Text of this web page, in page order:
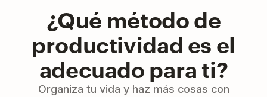
¿Qué método de
productividad es el
adecuado para ti?
Organiza tu vida y haz más cosas con